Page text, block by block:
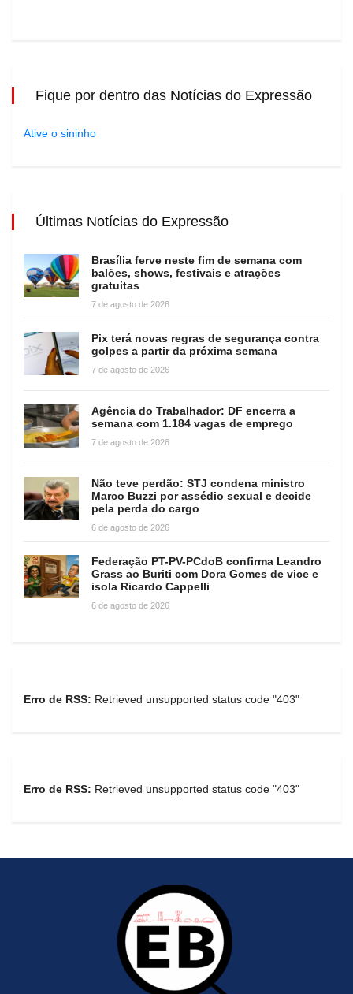
Fique por dentro das Notícias do Expressão
Ative o sininho
Últimas Notícias do Expressão
Brasília ferve neste fim de semana com
balões, shows, festivais e atrações
gratuitas
7 de agosto de 2026
Pix terá novas regras de segurança contra
golpes a partir da próxima semana
7 de agosto de 2026
Agência do Trabalhador: DF encerra a
semana com 1.184 vagas de emprego
7 de agosto de 2026
Não teve perdão: STJ condena ministro
Marco Buzzi por assédio sexual e decide
pela perda do cargo
6 de agosto de 2026
Federação PT-PV-PCdoB confirma Leandro
Grass ao Buriti com Dora Gomes de vice e
isola Ricardo Cappelli
6 de agosto de 2026
Erro de RSS: Retrieved unsupported status code "403"
Erro de RSS: Retrieved unsupported status code "403"